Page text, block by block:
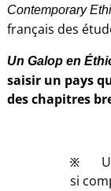
Contemporary
français des
Un Galop en
saisir un pays
des chapitres
፠ Un
si